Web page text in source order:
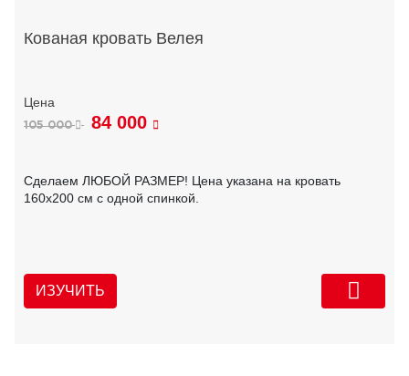
Кованая кровать Велея
105 000 84 000
Сделаем ЛЮБОЙ РАЗМЕР! Цена указана на кровать
160х200 см с одной спинкой.
ИЗУЧИТЬ